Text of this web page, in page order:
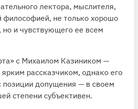
лектора, мыслителя,
философией, не только хорошо
и чувствующего ее всем
с Михаилом Казиником —
рассказчиком, однако его
позиции допущения — в своем
степени субъективен.